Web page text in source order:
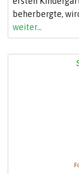
beherbergte,
weiter...